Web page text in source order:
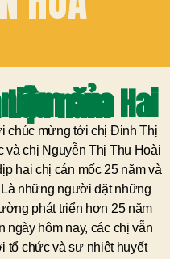
viên Lâu năm​
chúc mừng tới chị Đinh Thị
và chị Nguyễn Thị Thu Hoài
hai chị cán mốc 25 năm và
những người đặt những
phát triển hơn 25 năm
ngày hôm nay, các chị vẫn
tổ chức và sự nhiệt huyết